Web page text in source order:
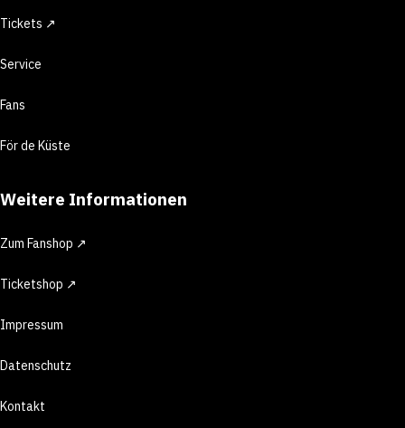
Tickets ↗
Service
Fans
För de Küste
Weitere Informationen
Zum Fanshop ↗
Ticketshop ↗
Impressum
Datenschutz
Kontakt